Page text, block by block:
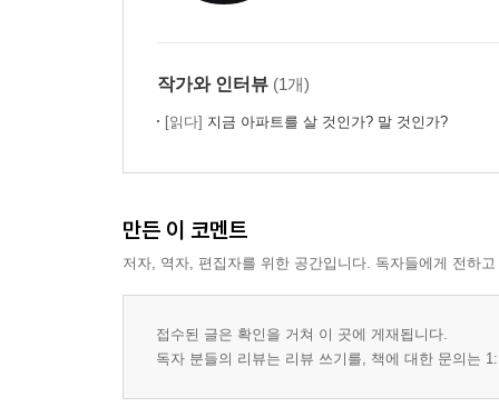
작가와 인터뷰 (1개)
[읽다] 지금 아파트를 살 것인가? 말 것인가?
만든 이 코멘트
저자, 역자, 편집자를 위한 공간입니다. 독자들에게 전하
접수된 글은 확인을 거쳐 이 곳에 게재됩니다.
독자 분들의 리뷰는 리뷰 쓰기를, 책에 대한 문의는